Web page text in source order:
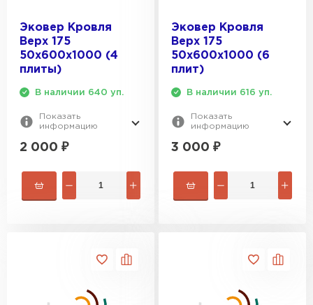
Эковер Кровля
Верх 175
50х600х1000 (4
плиты)
В наличии 640 уп.
Показать
информацию
2 000 ₽
Эковер Кровля
Верх 175
50х600х1000 (6
плит)
В наличии 616 уп.
Показать
информацию
3 000 ₽